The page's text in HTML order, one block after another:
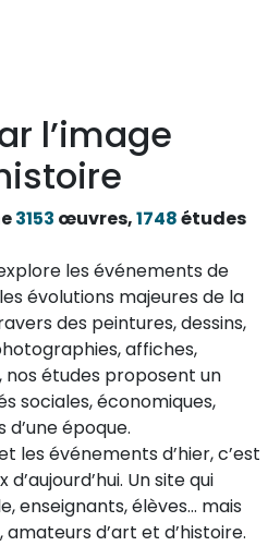
l’image
3153 œuvres,1748études
les événements de
évolutions majeures de la
des peintures, dessins,
affiches,
nos études proposent un
sociales, économiques,
époque.
les événements d’hier, c’est
Un site qui
enseignants, élèves… mais
amateurs d’art et d’histoire.